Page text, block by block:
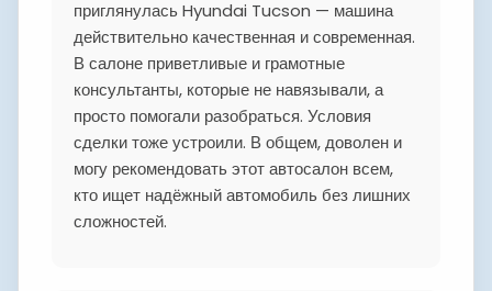
приглянулась Hyundai Tucson — машина
действительно качественная и современная.
В салоне приветливые и грамотные
консультанты, которые не навязывали, а
просто помогали разобраться. Условия
сделки тоже устроили. В общем, доволен и
могу рекомендовать этот автосалон всем,
кто ищет надёжный автомобиль без лишних
сложностей.